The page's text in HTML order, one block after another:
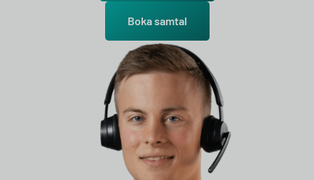
Boka samtal